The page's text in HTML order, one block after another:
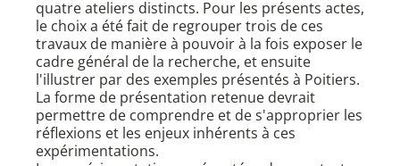
quatre ateliers distincts. Pour les présents actes,
le choix a été fait de regrouper trois de ces
travaux de manière à pouvoir à la fois exposer le
cadre général de la recherche, et ensuite
l'illustrer par des exemples présentés à Poitiers.
La forme de présentation retenue devrait
permettre de comprendre et de s'approprier les
réflexions et les enjeux inhérents à ces
expérimentations.